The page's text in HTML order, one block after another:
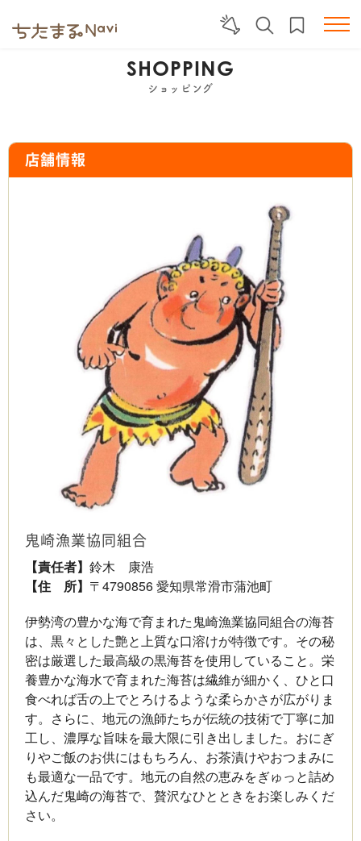
SHOPPING
ショッピング
店舗情報
鬼崎漁業協同組合
【責任者】 鈴木 康浩
【住 所】 〒4790856 愛知県常滑市蒲池町
伊勢湾の豊かな海で育まれた鬼崎漁業協同組合の海苔
は、黒々とした艶と上質な口溶けが特徴です。その秘
密は厳選した最高級の黒海苔を使用していること。栄
養豊かな海水で育まれた海苔は繊維が細かく、ひと口
食べれば舌の上でとろけるような柔らかさが広がりま
す。さらに、地元の漁師たちが伝統の技術で丁寧に加
工し、濃厚な旨味を最大限に引き出しました。おにぎ
りやご飯のお供にはもちろん、お茶漬けやおつまみに
も最適な一品です。地元の自然の恵みをぎゅっと詰め
込んだ鬼崎の海苔で、贅沢なひとときをお楽しみくだ
さい。